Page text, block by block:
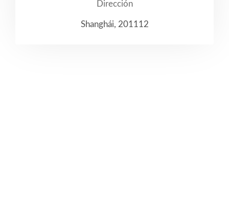
Dirección
Shanghái, 201112